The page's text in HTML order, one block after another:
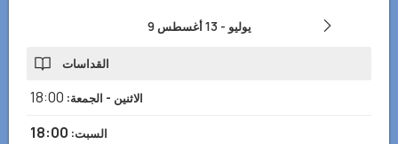
9 يوليو -13 أغسطس
القداسات
الاثنين - الجمعة:
18:00
السبت:
18:00